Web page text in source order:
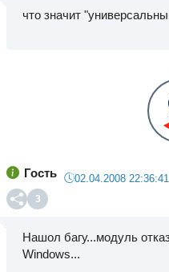
что значит
Гость 02.04.2008 22:36:41
3
Нашол багу...модуль
Windows...